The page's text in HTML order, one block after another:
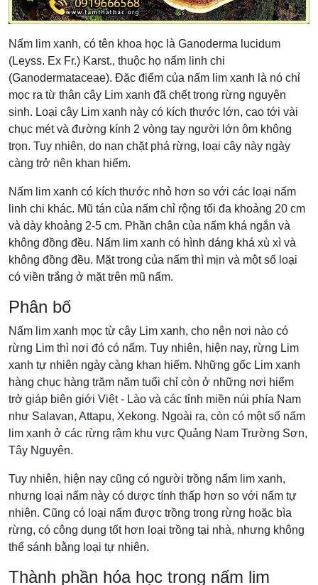
Nấm lim xanh, có tên khoa học là Ganoderma lucidum
(Leyss. Ex Fr.) Karst., thuộc họ nấm linh chi
(Ganodermataceae). Đặc điểm của nấm lim xanh là nó chỉ
mọc ra từ thân cây Lim xanh đã chết trong rừng nguyên
sinh. Loại cây Lim xanh này có kích thước lớn, cao tới vài
chục mét và đường kính 2 vòng tay người lớn ôm không
trọn. Tuy nhiên, do nạn chặt phá rừng, loại cây này ngày
càng trở nên khan hiếm.
Nấm lim xanh có kích thước nhỏ hơn so với các loại nấm
linh chi khác. Mũ tán của nấm chỉ rộng tối đa khoảng 20 cm
và dày khoảng 2-5 cm. Phần chân của nấm khá ngắn và
không đồng đều. Nấm lim xanh có hình dáng khá xù xì và
không đồng đều. Mặt trong của nấm thì mịn và một số loại
có viền trắng ở mặt trên mũ nấm.
Phân bố
Nấm lim xanh mọc từ cây Lim xanh, cho nên nơi nào có
rừng Lim thì nơi đó có nấm. Tuy nhiên, hiện nay, rừng Lim
xanh tự nhiên ngày càng khan hiếm. Những gốc Lim xanh
hàng chục hàng trăm năm tuổi chỉ còn ở những nơi hiểm
trở giáp biên giới Việt - Lào và các tỉnh miền núi phía Nam
như Salavan, Attapu, Xekong. Ngoài ra, còn có một số nấm
lim xanh ở các rừng rậm khu vực Quảng Nam Trường Sơn,
Tây Nguyên.
Tuy nhiên, hiện nay cũng có người trồng nấm lim xanh,
nhưng loại nấm này có dược tính thấp hơn so với nấm tự
nhiên. Cũng có loại nấm được trồng trong rừng hoặc bìa
rừng, có công dụng tốt hơn loại trồng tại nhà, nhưng không
thể sánh bằng loại tự nhiên.
Thành phần hóa học trong nấm lim